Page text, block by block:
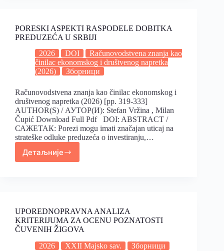
PORESKI ASPEKTI RASPODELE DOBITKA
PREDUZEĆA U SRBIJI
2026
DOI
Računovodstvena znanja kao
činilac ekonomskog i društvenog napretka
(2026)
Зборници
Računovodstvena znanja kao činilac ekonomskog i
društvenog napretka (2026) [pp. 319-333]
AUTHOR(S) / АУТОР(И): Stefan Vržina , Milan
Čupić Download Full Pdf DOI: ABSTRACT /
САЖЕТАК: Porezi mogu imati značajan uticaj na
strateške odluke preduzeća o investiranju,…
Детаљније
UPOREDNOPRAVNA ANALIZA
KRITERIJUMA ZA OCENU POZNATOSTI
ČUVENIH ŽIGOVA
2026
XXII Majsko sav. Зборници